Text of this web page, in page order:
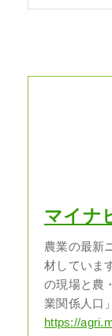
マイナ
農業の最新
材していま
の現場と農
業関係人口
https://